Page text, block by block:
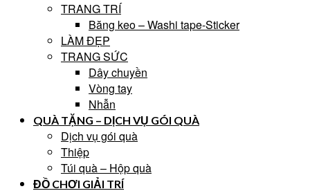
TRANG TRÍ
Băng keo – Washi tape-Sticker
LÀM ĐẸP
TRANG SỨC
Dây chuyền
Vòng tay
Nhẫn
QUÀ TẶNG – DỊCH VỤ GÓI QUÀ
Dịch vụ gói quà
Thiệp
Túi quà – Hộp quà
ĐỒ CHƠI GIẢI TRÍ